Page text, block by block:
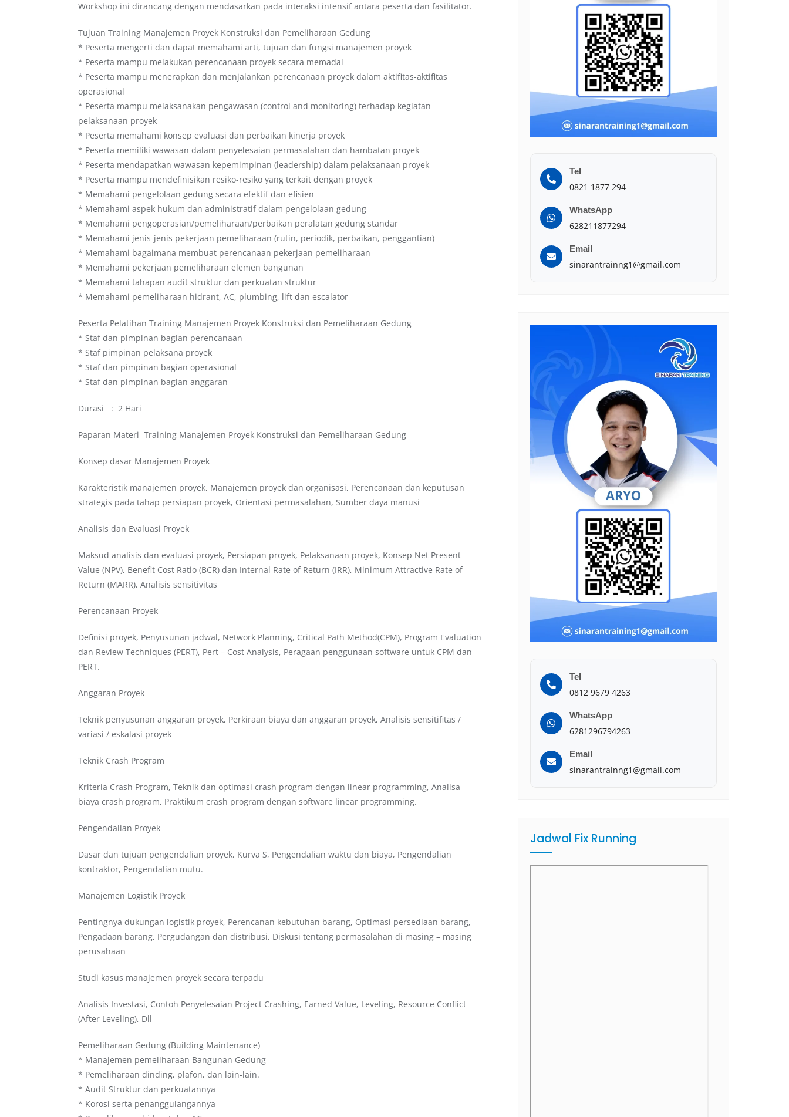
Workshop ini dirancang dengan mendasarkan pada interaksi intensif antara peserta dan fasilitator.
Tujuan Training Manajemen Proyek Konstruksi dan Pemeliharaan Gedung
* Peserta mengerti dan dapat memahami arti, tujuan dan fungsi manajemen proyek
* Peserta mampu melakukan perencanaan proyek secara memadai
* Peserta mampu menerapkan dan menjalankan perencanaan proyek dalam aktifitas-aktifitas
operasional
* Peserta mampu melaksanakan pengawasan (control and monitoring) terhadap kegiatan
pelaksanaan proyek
* Peserta memahami konsep evaluasi dan perbaikan kinerja proyek
* Peserta memiliki wawasan dalam penyelesaian permasalahan dan hambatan proyek
* Peserta mendapatkan wawasan kepemimpinan (leadership) dalam pelaksanaan proyek
* Peserta mampu mendefinisikan resiko-resiko yang terkait dengan proyek
* Memahami pengelolaan gedung secara efektif dan efisien
* Memahami aspek hukum dan administratif dalam pengelolaan gedung
* Memahami pengoperasian/pemeliharaan/perbaikan peralatan gedung standar
* Memahami jenis-jenis pekerjaan pemeliharaan (rutin, periodik, perbaikan, penggantian)
* Memahami bagaimana membuat perencanaan pekerjaan pemeliharaan
* Memahami pekerjaan pemeliharaan elemen bangunan
* Memahami tahapan audit struktur dan perkuatan struktur
* Memahami pemeliharaan hidrant, AC, plumbing, lift dan escalator
Peserta Pelatihan Training Manajemen Proyek Konstruksi dan Pemeliharaan Gedung
* Staf dan pimpinan bagian perencanaan
* Staf pimpinan pelaksana proyek
* Staf dan pimpinan bagian operasional
* Staf dan pimpinan bagian anggaran
Durasi : 2 Hari
Paparan Materi Training Manajemen Proyek Konstruksi dan Pemeliharaan Gedung
Konsep dasar Manajemen Proyek
Karakteristik manajemen proyek, Manajemen proyek dan organisasi, Perencanaan dan keputusan
strategis pada tahap persiapan proyek, Orientasi permasalahan, Sumber daya manusi
Analisis dan Evaluasi Proyek
Maksud analisis dan evaluasi proyek, Persiapan proyek, Pelaksanaan proyek, Konsep Net Present
Value (NPV), Benefit Cost Ratio (BCR) dan Internal Rate of Return (IRR), Minimum Attractive Rate of
Return (MARR), Analisis sensitivitas
Perencanaan Proyek
Definisi proyek, Penyusunan jadwal, Network Planning, Critical Path Method(CPM), Program Evaluation
dan Review Techniques (PERT), Pert – Cost Analysis, Peragaan penggunaan software untuk CPM dan
PERT.
Anggaran Proyek
Teknik penyusunan anggaran proyek, Perkiraan biaya dan anggaran proyek, Analisis sensitifitas /
variasi / eskalasi proyek
Teknik Crash Program
Kriteria Crash Program, Teknik dan optimasi crash program dengan linear programming, Analisa
biaya crash program, Praktikum crash program dengan software linear programming.
Pengendalian Proyek
Dasar dan tujuan pengendalian proyek, Kurva S, Pengendalian waktu dan biaya, Pengendalian
kontraktor, Pengendalian mutu.
Manajemen Logistik Proyek
Pentingnya dukungan logistik proyek, Perencanan kebutuhan barang, Optimasi persediaan barang,
Pengadaan barang, Pergudangan dan distribusi, Diskusi tentang permasalahan di masing – masing
perusahaan
Studi kasus manajemen proyek secara terpadu
Analisis Investasi, Contoh Penyelesaian Project Crashing, Earned Value, Leveling, Resource Conflict
(After Leveling), Dll
Pemeliharaan Gedung (Building Maintenance)
* Manajemen pemeliharaan Bangunan Gedung
* Pemeliharaan dinding, plafon, dan lain-lain.
* Audit Struktur dan perkuatannya
* Korosi serta penanggulangannya
Tel
0821 1877 294
WhatsApp
628211877294
Email
sinarantrainng1@gmail.com
Tel
0812 9679 4263
WhatsApp
6281296794263
Email
sinarantrainng1@gmail.com
Jadwal Fix Running